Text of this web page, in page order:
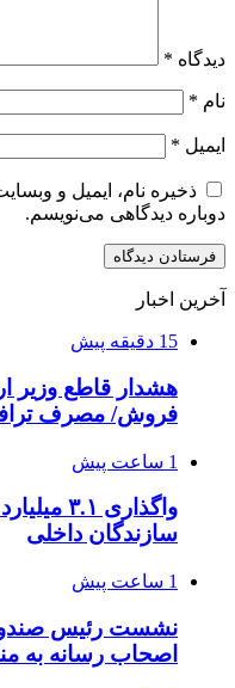
دیدگاه *
نام *
ایمیل *
ذخیره نام، ایمیل و
دوباره دیدگاهی می‌نویسم.
آخرین اخبار
15 دقیقه پیش
هشدار قاطع وزیر
فروش/ مصرف
1 ساعت پیش
واگذاری
سازندگان داخلی
1 ساعت پیش
نشست رئیس
اصحاب رسانه به